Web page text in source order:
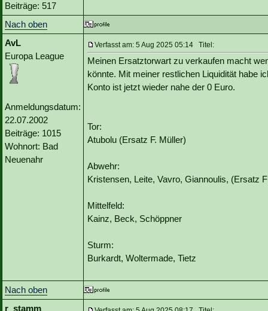
Beiträge: 517
Nach oben
AvL
Europa League
Anmeldungsdatum:
22.07.2002
Beiträge: 1015
Wohnort: Bad
Neuenahr
Verfasst am: 5 Aug 2025 05:14 Titel:
Meinen Ersatztorwart zu verkaufen macht
könnte. Mit meiner restlichen Liquidität habe
Konto ist jetzt wieder nahe der 0 Euro.
Tor:
Atubolu (Ersatz F. Müller)
Abwehr:
Kristensen, Leite, Vavro, Giannoulis, (Ersatz
Mittelfeld:
Kainz, Beck, Schöppner
Sturm:
Burkardt, Woltermade, Tietz
Nach oben
r_stamm